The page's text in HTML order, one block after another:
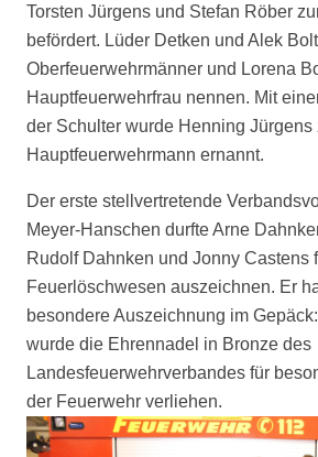
Torsten Jürgens und Stefan Röber
befördert. Lüder Detken und Alek
Oberfeuerwehrmänner und Lorena
Hauptfeuerwehrfrau nennen. Mit
der Schulter wurde Henning Jürgens
Hauptfeuerwehrmann ernannt.
Der erste stellvertretende
Meyer-Hanschen durfte Arne
Rudolf Dahnken und Jonny Castens
Feuerlöschwesen auszeichnen. Er
besondere Auszeichnung im
wurde die Ehrennadel in Bronze des
Landesfeuerwehrverbandes für
der Feuerwehr verliehen.